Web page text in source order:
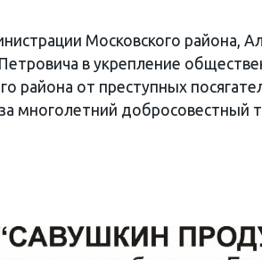
Московского района,
в укрепление
района от преступных
многолетний добросовестный